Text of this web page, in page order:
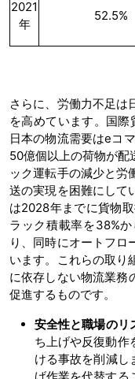
2021
年
52.5%
さらに、労働力不足は
を高めています。国際
日本の物流需要はeコ
50億個以上の荷物が配
ック運転手の減少と労
送の実現を困難にして
は2028年までに貨物
ラック積載率を38%
り、同時にオートフロ
います。これらの取り
に依存しない物流業務
促進するものです。
安全性と職場のリ
ち上げや反復動作
ける事故を削減し